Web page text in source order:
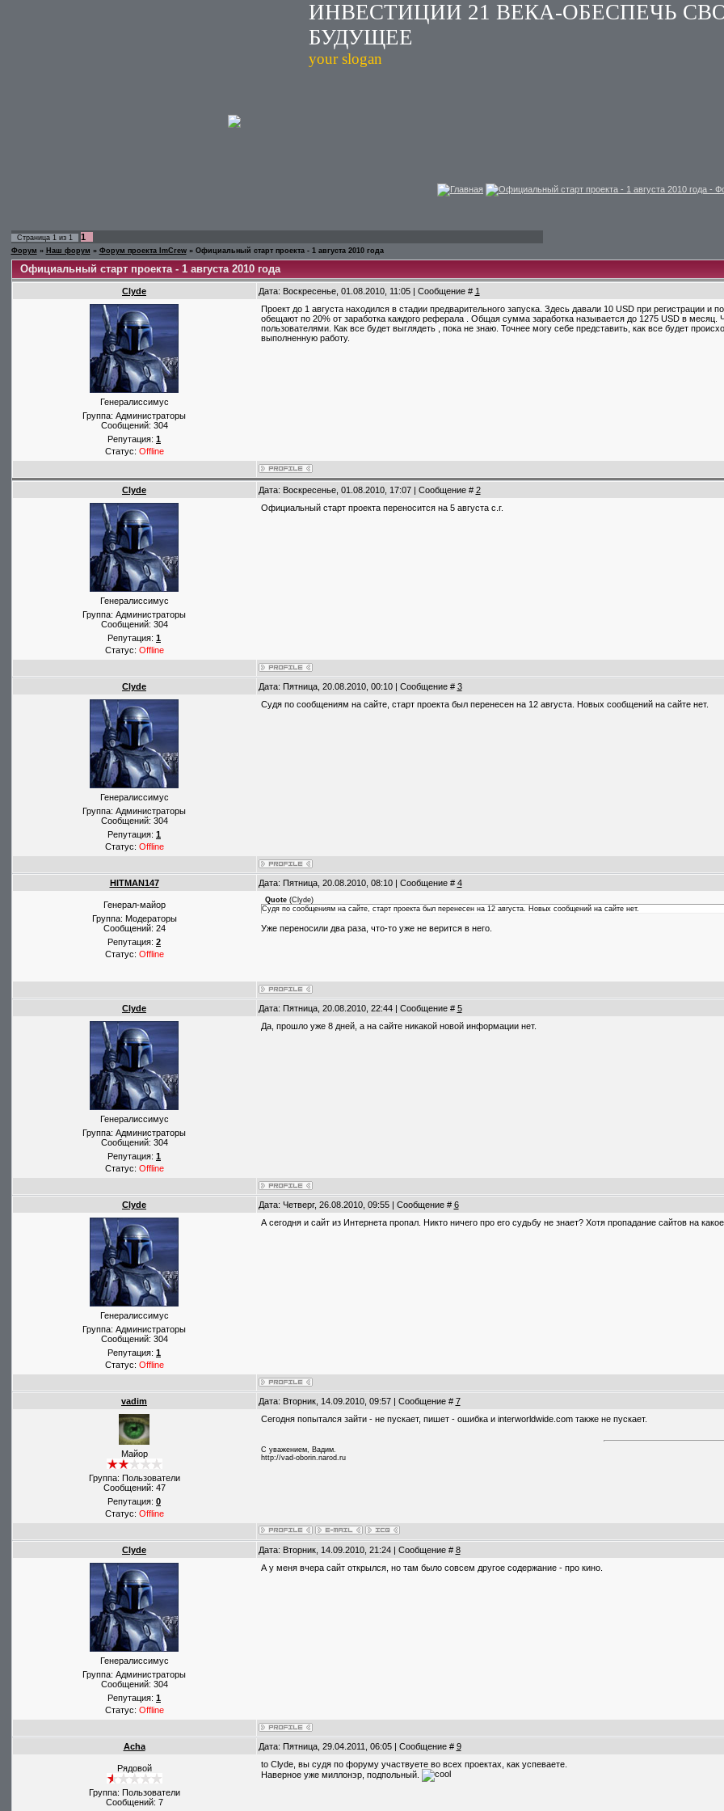
ИНВЕСТИЦИИ 21 ВЕКА-ОБЕСПЕЧЬ
БУДУЩЕЕ
your slogan
Главная Официальный старт проекта - 1 августа 2010 года -
Страница 1из 1 1
Форум » Наш форум » Форум проекта ImCrew » Официальный старт проекта - 1 августа 2010 года
Официальный старт проекта - 1 августа 2010 года
Clyde Дата: Воскресенье, 01.08.2010, 11:05 | Сообщение # 1
Генералиссимус
Группа: Администраторы
Сообщений: 304
Репутация: 1
Статус: Offline
Проект до 1 августа находился в стадии предварительного запуска. Здесь давали 10 USD при регистрации
обещают по 20% от заработка каждого реферала . Общая сумма заработка называется до 1275 USD в месяц.
пользователями. Как все будет выглядеть , пока не знаю. Точнее могу себе представить, как все будет
выполненную работу.
Clyde Дата: Воскресенье, 01.08.2010, 17:07 | Сообщение # 2
Генералиссимус
Группа: Администраторы
Сообщений: 304
Репутация: 1
Статус: Offline
Официальный старт проекта переносится на 5 августа с.г.
Clyde Дата: Пятница, 20.08.2010, 00:10 | Сообщение # 3
Генералиссимус
Группа: Администраторы
Сообщений: 304
Репутация: 1
Статус: Offline
Судя по сообщениям на сайте, старт проекта был перенесен на 12 августа. Новых сообщений на сайте нет.
HITMAN147 Дата: Пятница, 20.08.2010, 08:10 | Сообщение # 4
Генерал-майор
Группа: Модераторы
Сообщений: 24
Репутация: 2
Статус: Offline
Quote(Clyde)
Судя по сообщениям на сайте, старт проекта был перенесен на 12 августа. Новых сообщений на сайте нет.
Уже переносили два раза, что-то уже не верится в него.
Clyde Дата: Пятница, 20.08.2010, 22:44 | Сообщение # 5
Генералиссимус
Группа: Администраторы
Сообщений: 304
Репутация: 1
Статус: Offline
Да, прошло уже 8 дней, а на сайте никакой новой информации нет.
Clyde Дата: Четверг, 26.08.2010, 09:55 | Сообщение # 6
Генералиссимус
Группа: Администраторы
Сообщений: 304
Репутация: 1
Статус: Offline
А сегодня и сайт из Интернета пропал. Никто ничего про его судьбу не знает? Хотя пропадание сайтов на
vadim Дата: Вторник, 14.09.2010, 09:57 | Сообщение # 7
Майор
Группа: Пользователи
Сообщений: 47
Репутация: 0
Статус: Offline
Сегодня попытался зайти - не пускает, пишет - ошибка и interworldwide.com также не пускает.
С уважением, Вадим.
http://vad-oborin.narod.ru
Clyde Дата: Вторник, 14.09.2010, 21:24 | Сообщение # 8
Генералиссимус
Группа: Администраторы
Сообщений: 304
Репутация: 1
Статус: Offline
А у меня вчера сайт открылся, но там было совсем другое содержание - про кино.
Acha Дата: Пятница, 29.04.2011, 06:05 | Сообщение # 9
Рядовой
Группа: Пользователи
Сообщений: 7
to Clyde, вы судя по форуму участвуете во всех проектах, как успеваете.
Наверное уже миллонэр, подпольный.